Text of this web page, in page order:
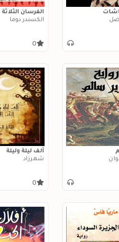
الفرسان الثلاثة
الكسندر دوما
0
ألف ليلة وليلة
شهرزاد
0